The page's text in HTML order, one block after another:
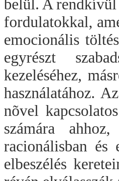
belül. A rendkívül
fordulatokkal,
emocionális
egyrészt
kezeléséhez,
használatához.
nõvel
számára
racionálisban és
elbeszélés